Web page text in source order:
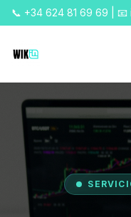
📞 +34 624 81 69 69 | 📧